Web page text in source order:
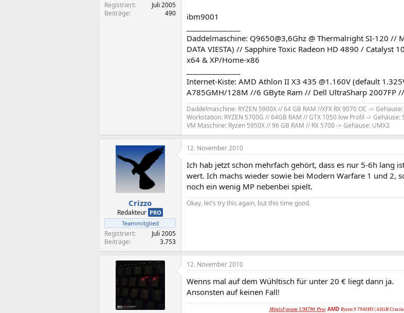
Registriert
Juli 2005
Beiträge
490
ibm9001
Daddelmaschine: Q9650@3,6Ghz @ Thermalright SI-120 //
DATA VIESTA) // Sapphire Toxic Radeon HD 4890 / Catalyst
x64 & XP/Home-x86
Internet-Kiste: AMD Athlon II X3 435 @1.160V (default
A785GMH/128M //6 GByte Ram // Dell UltraSharp 2007FP
Daddelmaschine: RYZEN 5900X // 64 GB RAM //XFX RX 9070 OC ->
Workstation: RYZEN 5700G // 64GB RAM // GTX 1050 low Profil -> Gehäuse:
VM Maschine: Ryzen 5950X // 96 GB RAM // RX 5700 -> Gehäuse: UMX3
Crizzo
Redakteur PRO
Teammitglied
Registriert
Juli 2005
Beiträge
3.753
12. November 2010
Ich hab jetzt schon mehrfach gehört, dass es nur 5-6h lang
wert. Ich machs wieder sowie bei Modern Warfare 1 und 2,
noch ein wenig MP nebenbei spielt.
Okay, let's try this again, but this time good.
12. November 2010
Wenns mal auf dem Wühltisch für unter 20 € liegt dann ja.
Ansonsten auf keinen Fall!
MinisForum UM790 Pro:AMD Ryzen 9 7940HS | 64GB